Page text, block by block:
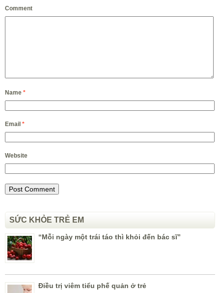
Comment
Name *
Email *
Website
SỨC KHỎE TRẺ EM
“Mỗi ngày một trái táo thì khỏi đến bác sĩ”
Điều trị viêm tiểu phế quản ở trẻ